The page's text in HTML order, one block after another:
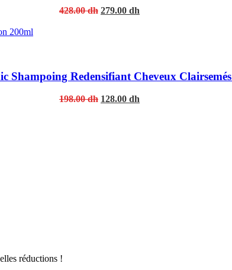
428.00dh Original
279.00 dh
Shampoing Redensifiant Cheveux
198.00dh Original
128.00 dh
réductions !